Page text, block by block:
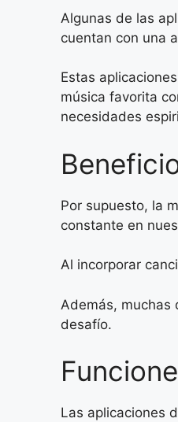
Algunas de las
cuentan con una
Estas
música favorita
necesidades
Por supuesto, la
constante en
Al incorporar
Además, muchas
desafío.
Las aplicaciones